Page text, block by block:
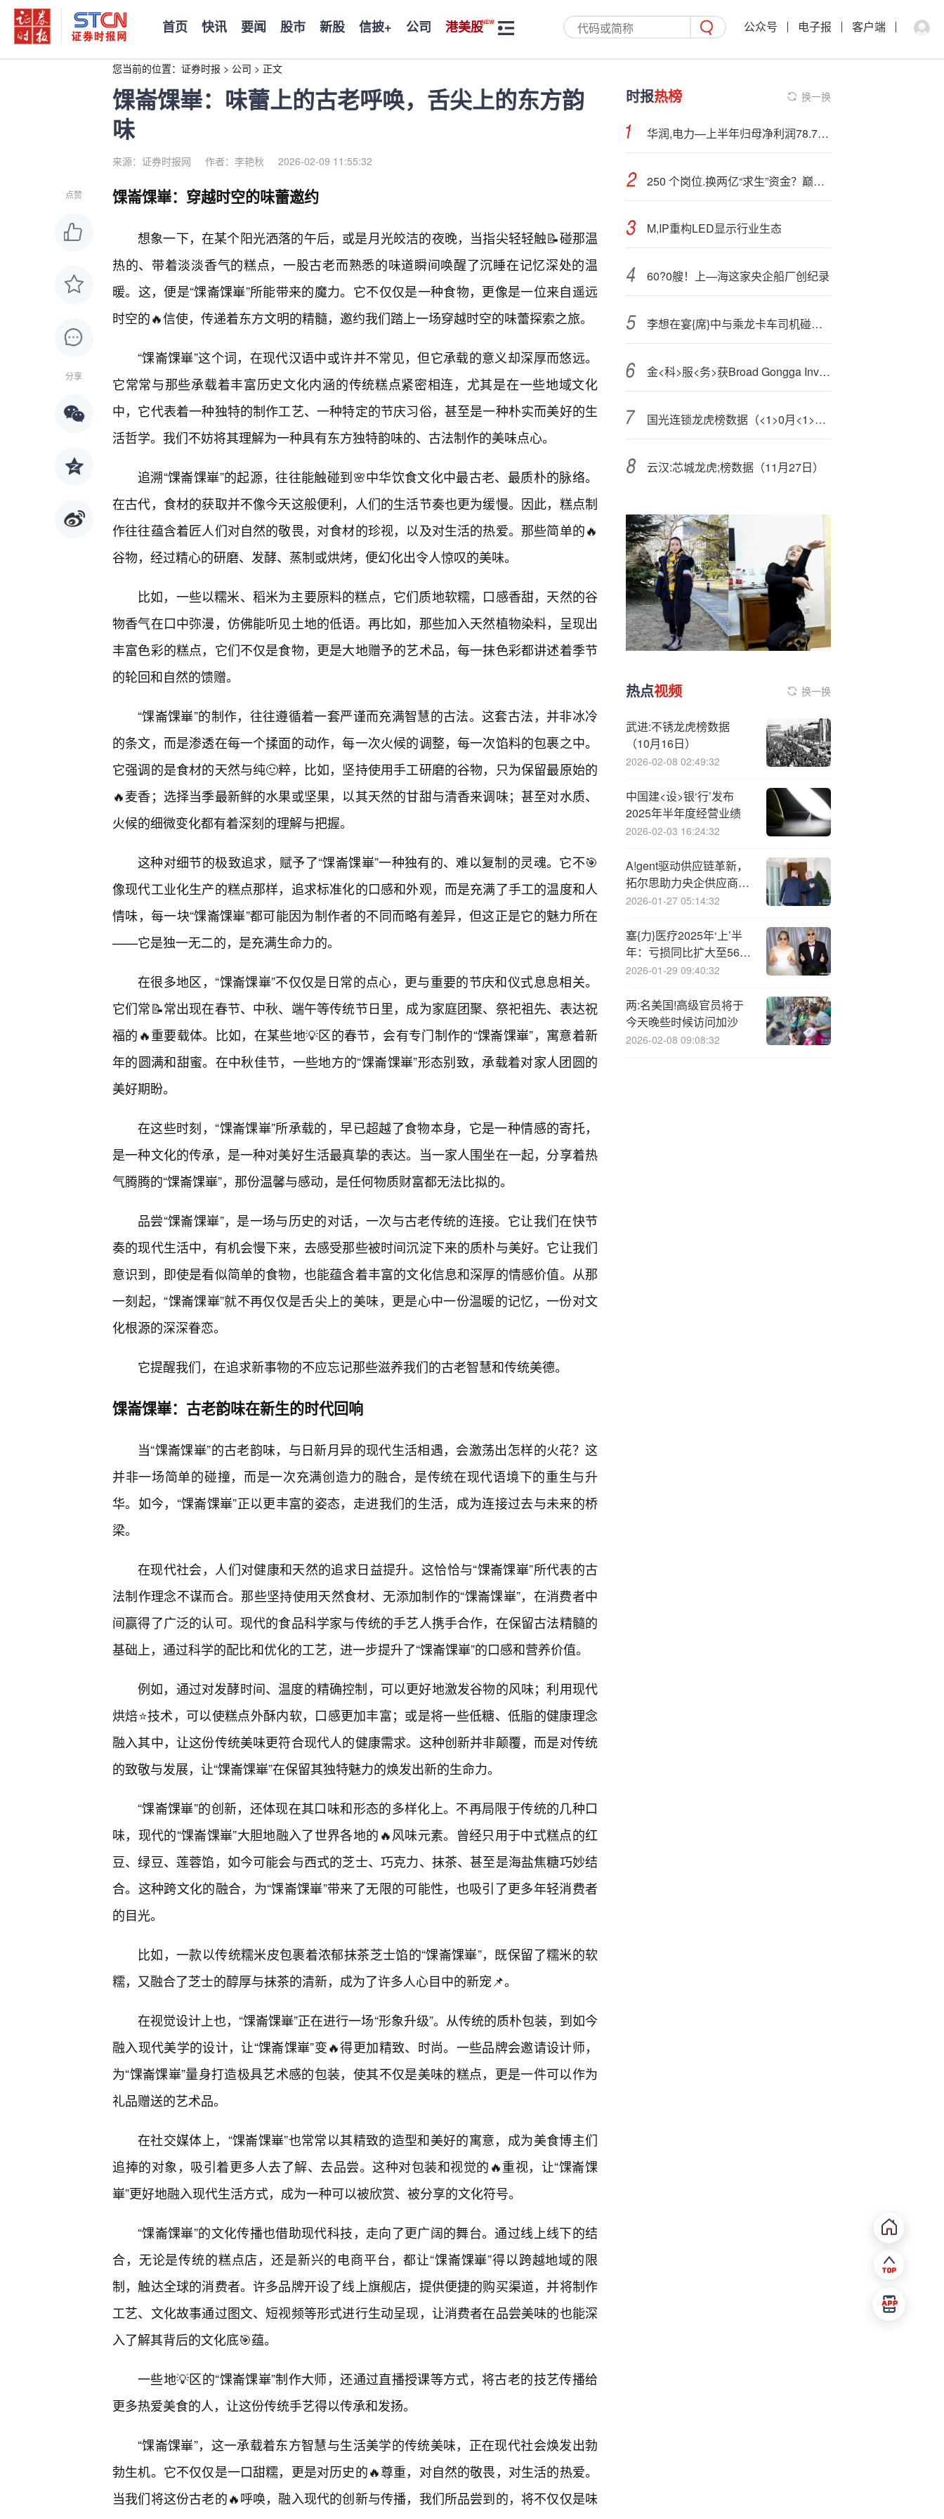
首页 快讯 要闻 股市 新股 信披+ 公司 港美股 公众号 电子报 客户端
您当前的位置： 证券时报 > 公司 > 正文
馃崙馃崋：味蕾上的古老呼唤，舌尖上的东方韵
味
来源：证券时报网 作者：李艳秋 2026-02-09 11:55:32
点赞
分享
馃崙馃崋：穿越时空的味蕾邀约
想象一下，在某个阳光洒落的午后，或是月光皎洁的夜晚，当指尖轻轻触📝碰那温
热的、带着淡淡香气的糕点，一股古老而熟悉的味道瞬间唤醒了沉睡在记忆深处的温
暖。这，便是“馃崙馃崋”所能带来的魔力。它不仅仅是一种食物，更像是一位来自遥远
时空的🔥信使，传递着东方文明的精髓，邀约我们踏上一场穿越时空的味蕾探索之旅。
“馃崙馃崋”这个词，在现代汉语中或许并不常见，但它承载的意义却深厚而悠远。
它常常与那些承载着丰富历史文化内涵的传统糕点紧密相连，尤其是在一些地域文化
中，它代表着一种独特的制作工艺、一种特定的节庆习俗，甚至是一种朴实而美好的生
活哲学。我们不妨将其理解为一种具有东方独特韵味的、古法制作的美味点心。
追溯“馃崙馃崋”的起源，往往能触碰到🌸中华饮食文化中最古老、最质朴的脉络。
在古代，食材的获取并不像今天这般便利，人们的生活节奏也更为缓慢。因此，糕点制
作往往蕴含着匠人们对自然的敬畏，对食材的珍视，以及对生活的热爱。那些简单的🔥
谷物，经过精心的研磨、发酵、蒸制或烘烤，便幻化出令人惊叹的美味。
比如，一些以糯米、稻米为主要原料的糕点，它们质地软糯，口感香甜，天然的谷
物香气在口中弥漫，仿佛能听见土地的低语。再比如，那些加入天然植物染料，呈现出
丰富色彩的糕点，它们不仅是食物，更是大地赠予的艺术品，每一抹色彩都讲述着季节
的轮回和自然的馈赠。
“馃崙馃崋”的制作，往往遵循着一套严谨而充满智慧的古法。这套古法，并非冰冷
的条文，而是渗透在每一个揉面的动作，每一次火候的调整，每一次馅料的包裹之中。
它强调的是食材的天然与纯🙂粹，比如，坚持使用手工研磨的谷物，只为保留最原始的
🔥麦香；选择当季最新鲜的水果或坚果，以其天然的甘甜与清香来调味；甚至对水质、
火候的细微变化都有着深刻的理解与把握。
这种对细节的极致追求，赋予了“馃崙馃崋”一种独有的、难以复制的灵魂。它不🎯
像现代工业化生产的糕点那样，追求标准化的口感和外观，而是充满了手工的温度和人
情味，每一块“馃崙馃崋”都可能因为制作者的不同而略有差异，但这正是它的魅力所在
——它是独一无二的，是充满生命力的。
在很多地区，“馃崙馃崋”不仅仅是日常的点心，更与重要的节庆和仪式息息相关。
它们常📝常出现在春节、中秋、端午等传统节日里，成为家庭团聚、祭祀祖先、表达祝
福的🔥重要载体。比如，在某些地💡区的春节，会有专门制作的“馃崙馃崋”，寓意着新
年的圆满和甜蜜。在中秋佳节，一些地方的“馃崙馃崋”形态别致，承载着对家人团圆的
美好期盼。
在这些时刻，“馃崙馃崋”所承载的，早已超越了食物本身，它是一种情感的寄托，
是一种文化的传承，是一种对美好生活最真挚的表达。当一家人围坐在一起，分享着热
气腾腾的“馃崙馃崋”，那份温馨与感动，是任何物质财富都无法比拟的。
品尝“馃崙馃崋”，是一场与历史的对话，一次与古老传统的连接。它让我们在快节
奏的现代生活中，有机会慢下来，去感受那些被时间沉淀下来的质朴与美好。它让我们
意识到，即使是看似简单的食物，也能蕴含着丰富的文化信息和深厚的情感价值。从那
一刻起，“馃崙馃崋”就不再仅仅是舌尖上的美味，更是心中一份温暖的记忆，一份对文
化根源的深深眷恋。
它提醒我们，在追求新事物的不应忘记那些滋养我们的古老智慧和传统美德。
馃崙馃崋：古老韵味在新生的时代回响
当“馃崙馃崋”的古老韵味，与日新月异的现代生活相遇，会激荡出怎样的火花？这
并非一场简单的碰撞，而是一次充满创造力的融合，是传统在现代语境下的重生与升
华。如今，“馃崙馃崋”正以更丰富的姿态，走进我们的生活，成为连接过去与未来的桥
梁。
在现代社会，人们对健康和天然的追求日益提升。这恰恰与“馃崙馃崋”所代表的古
法制作理念不谋而合。那些坚持使用天然食材、无添加制作的“馃崙馃崋”，在消费者中
间赢得了广泛的认可。现代的食品科学家与传统的手艺人携手合作，在保留古法精髓的
基础上，通过科学的配比和优化的工艺，进一步提升了“馃崙馃崋”的口感和营养价值。
例如，通过对发酵时间、温度的精确控制，可以更好地激发谷物的风味；利用现代
烘焙⭐技术，可以使糕点外酥内软，口感更加丰富；或是将一些低糖、低脂的健康理念
融入其中，让这份传统美味更符合现代人的健康需求。这种创新并非颠覆，而是对传统
的致敬与发展，让“馃崙馃崋”在保留其独特魅力的焕发出新的生命力。
“馃崙馃崋”的创新，还体现在其口味和形态的多样化上。不再局限于传统的几种口
味，现代的“馃崙馃崋”大胆地融入了世界各地的🔥风味元素。曾经只用于中式糕点的红
豆、绿豆、莲蓉馅，如今可能会与西式的芝士、巧克力、抹茶、甚至是海盐焦糖巧妙结
合。这种跨文化的融合，为“馃崙馃崋”带来了无限的可能性，也吸引了更多年轻消费者
的目光。
比如，一款以传统糯米皮包裹着浓郁抹茶芝士馅的“馃崙馃崋”，既保留了糯米的软
糯，又融合了芝士的醇厚与抹茶的清新，成为了许多人心目中的新宠📌。
在视觉设计上也，“馃崙馃崋”正在进行一场“形象升级”。从传统的质朴包装，到如今
融入现代美学的设计，让“馃崙馃崋”变🔥得更加精致、时尚。一些品牌会邀请设计师，
为“馃崙馃崋”量身打造极具艺术感的包装，使其不仅是美味的糕点，更是一件可以作为
礼品赠送的艺术品。
在社交媒体上，“馃崙馃崋”也常常以其精致的造型和美好的寓意，成为美食博主们
追捧的对象，吸引着更多人去了解、去品尝。这种对包装和视觉的🔥重视，让“馃崙馃
崋”更好地融入现代生活方式，成为一种可以被欣赏、被分享的文化符号。
“馃崙馃崋”的文化传播也借助现代科技，走向了更广阔的舞台。通过线上线下的结
合，无论是传统的糕点店，还是新兴的电商平台，都让“馃崙馃崋”得以跨越地域的限
制，触达全球的消费者。许多品牌开设了线上旗舰店，提供便捷的购买渠道，并将制作
工艺、文化故事通过图文、短视频等形式进行生动呈现，让消费者在品尝美味的也能深
入了解其背后的文化底🎯蕴。
一些地💡区的“馃崙馃崋”制作大师，还通过直播授课等方式，将古老的技艺传播给
更多热爱美食的人，让这份传统手艺得以传承和发扬。
“馃崙馃崋”，这一承载着东方智慧与生活美学的传统美味，正在现代社会焕发出勃
勃生机。它不仅仅是一口甜糯，更是对历史的🔥尊重，对自然的敬畏，对生活的热爱。
当我们将这份古老的🔥呼唤，融入现代的创新与传播，我们所品尝到的，将不仅仅是味
时报热榜 换一换
华润,电力—上半年归母净利润78.72亿港元 同比下降15.9%
250 个岗位.换两亿“求生”资金？巅峰781 亿市值巨头节流押注 AI，CEO急踩 “创业模式” 刹车
M,IP重构LED显示行业生态
60?0艘！上—海这家央企船厂创纪录
李想在宴{席}中与乘龙卡车司机碰杯：有冒失但无意冒犯，安全永远放在第一位
金<科>服<务>获Broad Gongga Investment Pte Ltd增持29.908万股 每股作价6.67港元
国光连锁龙虎榜数据（<1>0月<1>4日）
云汉:芯城龙虎;榜数据（11月27日）
热点视频 换一换
武进:不锈龙虎榜数据
（10月16日）
2026-02-08 02:49:32
中国建<设>银‘行’发布
2025年半年度经营业绩
2026-02-03 16:24:32
A!gent驱动供应链革新，
拓尔思助力央企供应商管
理范式重构
2026-01-27 05:14:32
塞{力}医疗2025年‘上’半
年：亏损同比扩大至5612
万元
2026-01-29 09:40:32
两:名美国!高级官员将于
今天晚些时候访问加沙
2026-02-08 09:08:32